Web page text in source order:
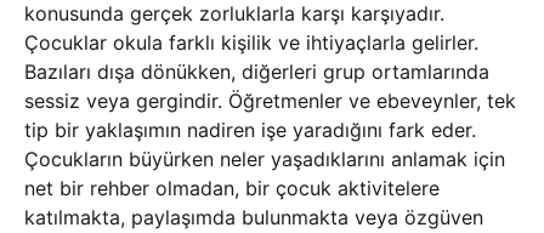
konusunda gerçek zorluklarla karşı karşıyadır.
Çocuklar okula farklı kişilik ve ihtiyaçlarla gelirler.
Bazıları dışa dönükken, diğerleri grup ortamlarında
sessiz veya gergindir. Öğretmenler ve ebeveynler, tek
tip bir yaklaşımın nadiren işe yaradığını fark eder.
Çocukların büyürken neler yaşadıklarını anlamak için
net bir rehber olmadan, bir çocuk aktivitelere
katılmakta, paylaşımda bulunmakta veya özgüven